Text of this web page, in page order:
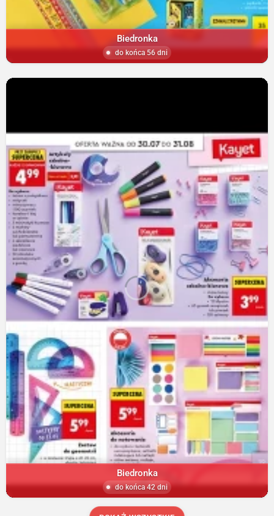
Biedronka
do końca 56 dni
Biedronka
do końca 42 dni